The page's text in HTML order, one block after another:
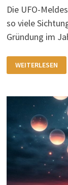
Die UFO-
so viele
Gründung im
BOOM
2024
1.000
SICHTUNGEN
DEUTSCHLAND,
ÖSTERREICH
SCHWEIZ
WEITERLESEN